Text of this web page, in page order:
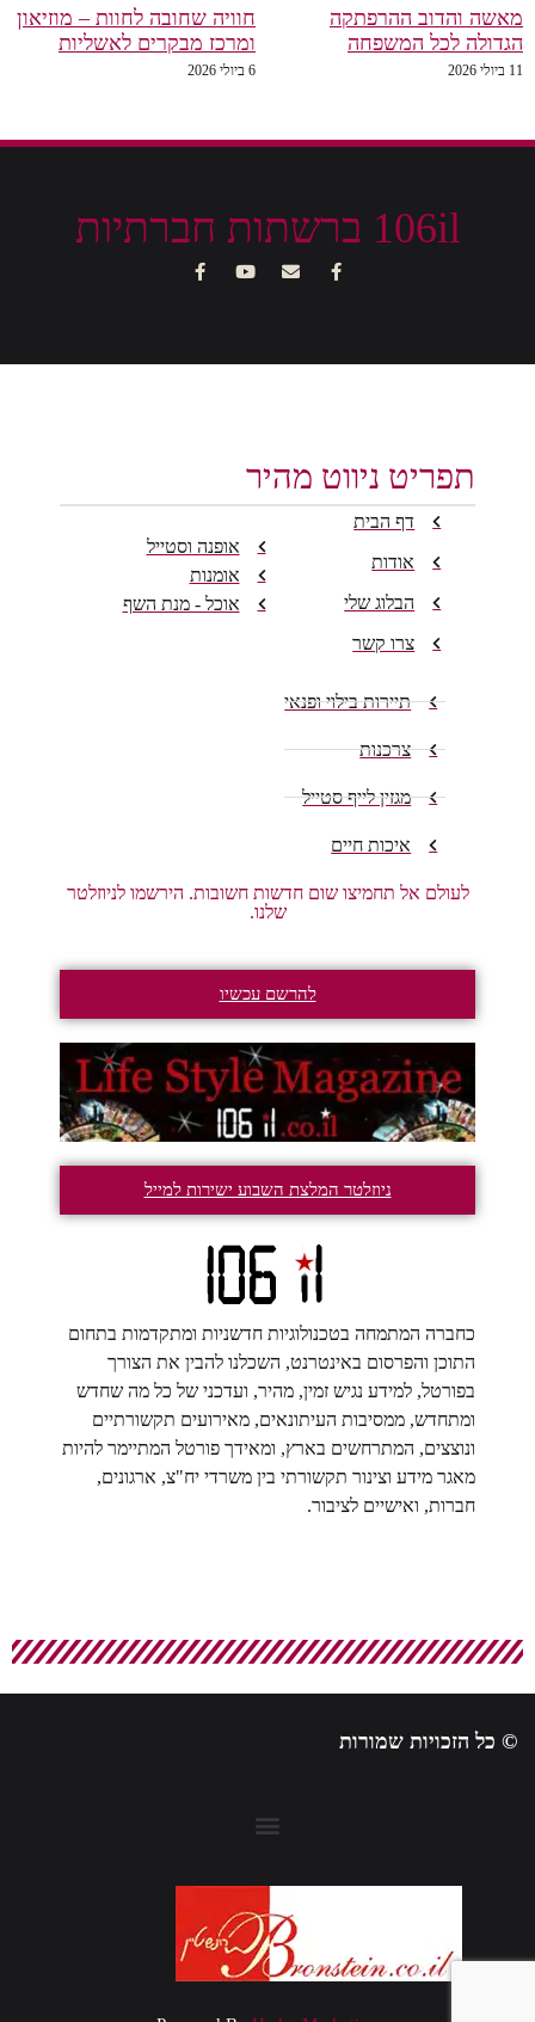
מאשה והדוב ההרפתקה
הגדולה לכל המשפחה
11 ביולי 2026
חוויה שחובה לחוות – מוזיאון
ומרכז מבקרים לאשליות
6 ביולי 2026
106il ברשתות חברתיות
תפריט ניווט מהיר
דף הבית
אודות
הבלוג שלי
צרו קשר
אופנה וסטייל
אומנות
אוכל - מנת השף
תיירות בילוי ופנאי
צרכנות
מגזין לייף סטייל
איכות חיים
לעולם אל תחמיצו שום חדשות חשובות. הירשמו לניוזלטר
שלנו.
להרשם עכשיו
ניוזלטר המלצת השבוע ישירות למייל
כחברה המתמחה בטכנולוגיות חדשניות ומתקדמות בתחום
התוכן והפרסום באינטרנט, השכלנו להבין את הצורך
בפורטל, למידע נגיש זמין, מהיר, ועדכני של כל מה שחדש
ומתחדש, ממסיבות העיתונאים, מאירועים תקשורתיים
ונוצצים, המתרחשים בארץ, ומאידך פורטל המתיימר להיות
מאגר מידע וצינור תקשורתי בין משרדי יח"צ, ארגונים,
חברות, ואישיים לציבור.
© כל הזכויות שמורות